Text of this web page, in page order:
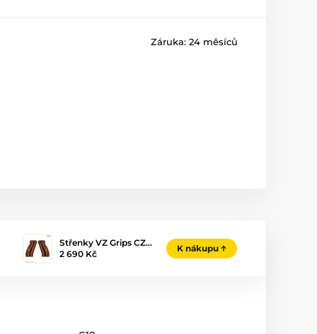
Záruka: 24 měsíců
Střenky VZ Grips CZ…
2 690 Kč
K nákupu